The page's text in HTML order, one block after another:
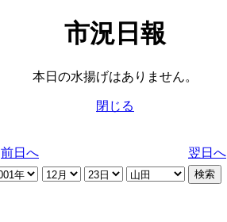
市況日報
本日の水揚げはありません。
閉じる
前日へ 翌日へ
検索